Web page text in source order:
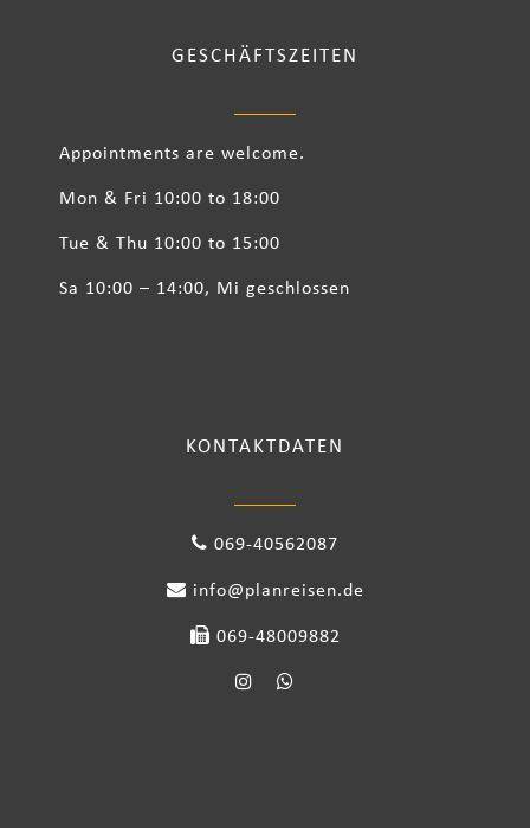
GESCHÄFTSZEITEN
Appointments are welcome.
Mon & Fri 10:00 to 18:00
Tue & Thu 10:00 to 15:00
Sa 10:00 – 14:00, Mi geschlossen
KONTAKTDATEN
069-40562087
info@planreisen.de
069-48009882